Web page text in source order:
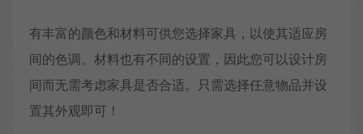
有丰富的颜色和材料可供您选择家具，以使其适应房
间的色调。材料也有不同的设置，因此您可以设计房
间而无需考虑家具是否合适。只需选择任意物品并设
置其外观即可！